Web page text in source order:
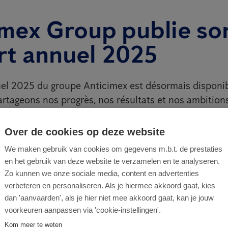
Group publie
annuel 2025
2025 du groupe Anticimex est désormais
nos progrès, nos résultats et nos
sains et plus sûrs à l’échelle mondiale.
collaborateurs dans différents pays, nous
commun : améliorer les environnements de vie
animaux et de la nature.
l’innovation et la digitalisation
Over de cookies op deze website
We maken gebruik van cookies om gegevens m.b.t. de prestaties
en het gebruik van deze website te verzamelen en te analyseren.
Zo kunnen we onze sociale media, content en advertenties
verbeteren en personaliseren. Als je hiermee akkoord gaat, kies
dan 'aanvaarden', als je hier niet mee akkoord gaat, kan je jouw
voorkeuren aanpassen via 'cookie-instellingen'.
Kom meer te weten